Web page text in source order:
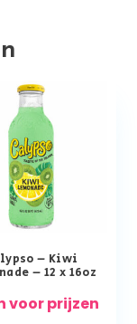
– Kiwi
– 12 x 16oz
voor prijzen